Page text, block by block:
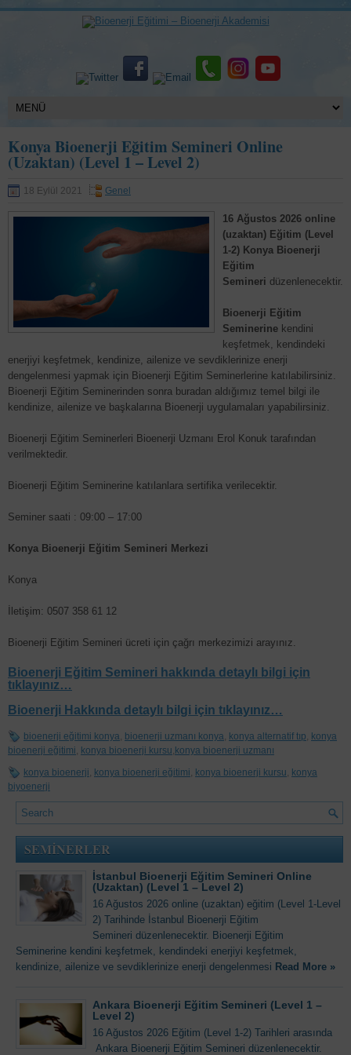
Konya Bioenerji Eğitim Semineri Online
(Uzaktan) (Level 1 – Level 2)
18 Eylül 2021 Genel
16 Ağustos 2026 online
(uzaktan) Eğitim (Level
1-2) Konya Bioenerji
Eğitim
Semineri düzenlenecektir.
Bioenerji Eğitim
Seminerine kendini
keşfetmek, kendindeki
enerjiyi keşfetmek, kendinize, ailenize ve sevdiklerinize enerji
dengelenmesi yapmak için Bioenerji Eğitim Seminerlerine katılabilirsiniz.
Bioenerji Eğitim Seminerinden sonra buradan aldığımız temel bilgi ile
kendinize, ailenize ve başkalarına Bioenerji uygulamaları yapabilirsiniz.
Bioenerji Eğitim Seminerleri Bioenerji Uzmanı Erol Konuk tarafından
verilmektedir.
Bioenerji Eğitim Seminerine katılanlara sertifika verilecektir.
Seminer saati : 09:00 – 17:00
Konya Bioenerji Eğitim Semineri Merkezi
Konya
İletişim: 0507 358 61 12
Bioenerji Eğitim Semineri ücreti için çağrı merkezimizi arayınız.
Bioenerji Eğitim Semineri hakkında detaylı bilgi için
tıklayınız…
Bioenerji Hakkında detaylı bilgi için tıklayınız…
bioenerji eğitimi konya, bioenerji uzmanı konya, konya alternatif tıp, konya
bioenerji eğitimi, konya bioenerji kursu, konya bioenerji uzmanı
konya bioenerji, konya bioenerji eğitimi, konya bioenerji kursu, konya
biyoenerji
SEMİNERLER
İstanbul Bioenerji Eğitim Semineri Online
(Uzaktan) (Level 1 – Level 2)
16 Ağustos 2026 online (uzaktan) eğitim (Level 1-Level
2) Tarihinde İstanbul Bioenerji Eğitim
Semineri düzenlenecektir. Bioenerji Eğitim
Seminerine kendini keşfetmek, kendindeki enerjiyi keşfetmek,
kendinize, ailenize ve sevdiklerinize enerji dengelenmesi Read More »
Ankara Bioenerji Eğitim Semineri (Level 1 –
Level 2)
16 Ağustos 2026 Eğitim (Level 1-2) Tarihleri arasında
Ankara Bioenerji Eğitim Semineri düzenlenecektir.